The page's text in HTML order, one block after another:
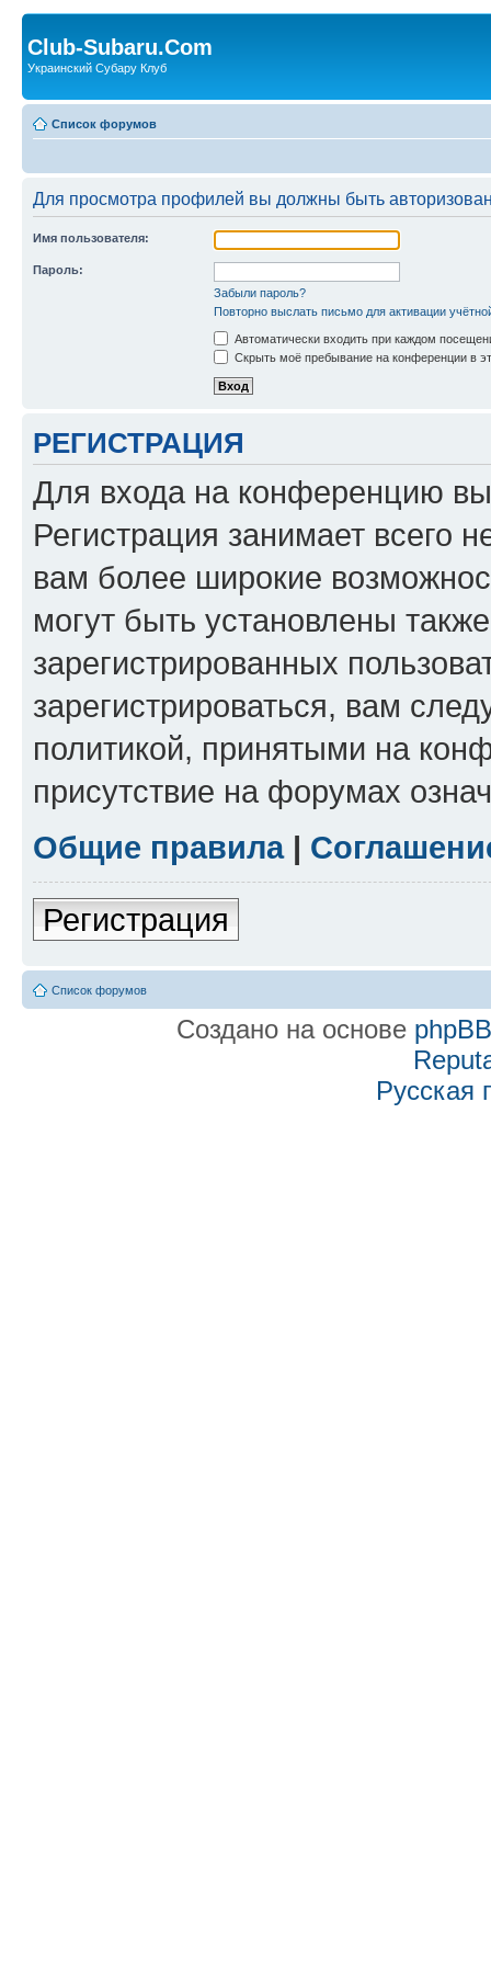
Club-Subaru.Com
Украинский Субару Клуб
Список форумов
Для просмотра профилей вы должны быть
Имя пользователя:
Пароль:
Забыли пароль?
Повторно выслать письмо для активации
Автоматически входить при каждом
Скрыть моё пребывание на конференции в
РЕГИСТРАЦИЯ
Для входа на конференцию
Регистрация занимает всего
вам более широкие
могут быть установлены
зарегистрированных
зарегистрироваться, вам
политикой, принятыми на
присутствие на форумах
Общие правила|
Регистрация
Список форумов
Создано на основе phpBB
Русская